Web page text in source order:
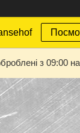
з 09:00